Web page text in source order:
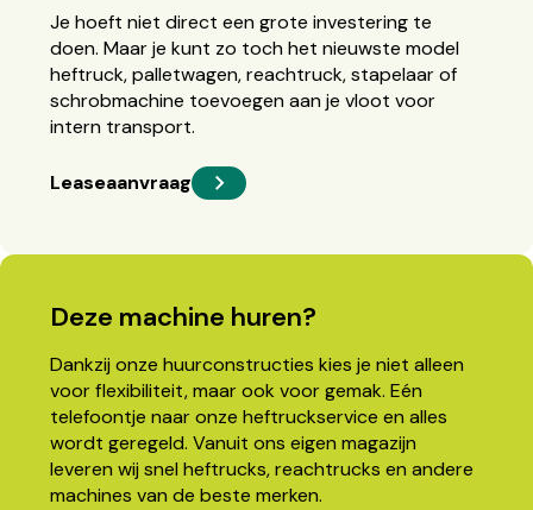
Je hoeft niet direct een grote investering te
doen. Maar je kunt zo toch het nieuwste model
heftruck, palletwagen, reachtruck, stapelaar of
schrobmachine toevoegen aan je vloot voor
intern transport.
Leaseaanvraag
Deze machine huren?
Dankzij onze huurconstructies kies je niet alleen
voor flexibiliteit, maar ook voor gemak. Eén
telefoontje naar onze heftruckservice en alles
wordt geregeld. Vanuit ons eigen magazijn
leveren wij snel heftrucks, reachtrucks en andere
machines van de beste merken.